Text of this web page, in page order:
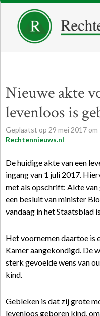
Nieuwe akte
levenloos is
Geplaatst op 29 mei 2017 om
Rechtennieuws.nl
De huidige akte van een
ingang van 1 juli 2017.
met als opschrift: Akte
een besluit van minister
vandaag in het Staatsblad
Het voornemen daartoe is
Kamer aangekondigd. De
sterk gevoelde wens van
kind.
Gebleken is dat zij grote
levenloos geboren kind,